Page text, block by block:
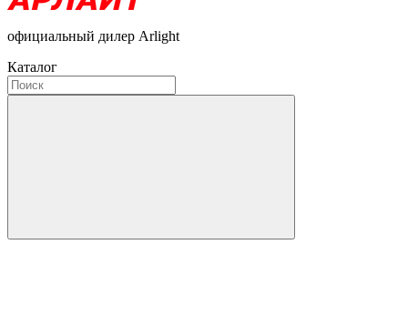
официальный дилер Arlight
Каталог